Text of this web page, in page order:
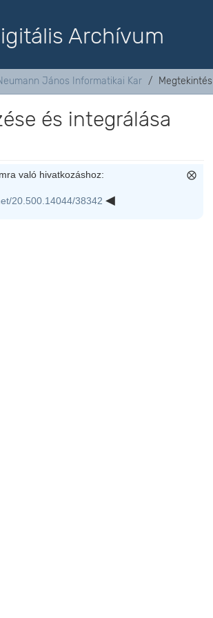
Archívum
János Informatikai Kar Megtekintés
és integrálása
való hivatkozáshoz:
20.500.14044/38342